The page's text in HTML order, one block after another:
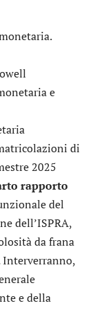
e
di
2025
rapporto
del
dell’ISPRA,
da frana
Interverranno,
e della